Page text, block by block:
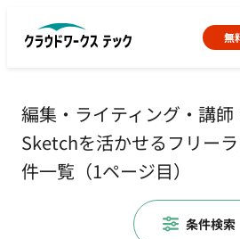
無
編集・ライティング・講
Sketchを活かせるフリー
件一覧（1ページ目）
条件検索